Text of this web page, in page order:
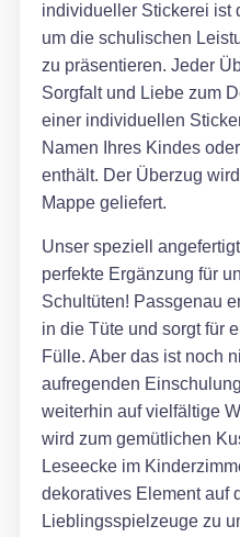
individueller Stickerei ist
um die schulischen
zu präsentieren. Jeder
Sorgfalt und Liebe zum
einer individuellen
Namen Ihres Kindes
enthält. Der Überzug
Mappe geliefert.
Unser speziell
perfekte Ergänzung für
Schultüten! Passgenau
in die Tüte und sorgt für
Fülle. Aber das ist noch
aufregenden
weiterhin auf vielfältige
wird zum gemütlichen
Leseecke im
dekoratives Element auf
Lieblingsspielzeuge zu